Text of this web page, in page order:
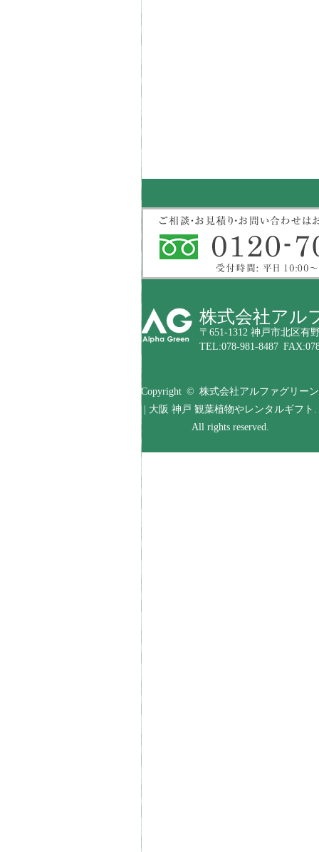
株式会社アル
〒651-1312 神戸市北区有
TEL:078-981-8487
Copyright © 株式会社アルファグリーン
| 大阪 神戸 観葉植物やレンタルギフト.
All rights reserved.